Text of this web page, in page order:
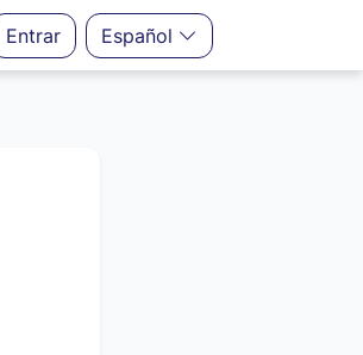
Entrar Español